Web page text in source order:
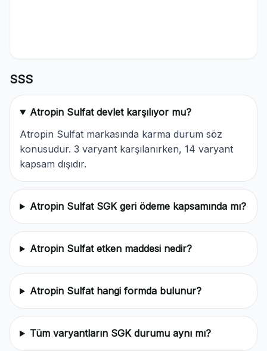
SSS
Atropin Sulfat devlet karşılıyor mu?
Atropin Sulfat markasında karma durum söz
konusudur. 3 varyant karşılanırken, 14 varyant
kapsam dışıdır.
Atropin Sulfat SGK geri ödeme kapsamında mı?
Atropin Sulfat etken maddesi nedir?
Atropin Sulfat hangi formda bulunur?
Tüm varyantların SGK durumu aynı mı?